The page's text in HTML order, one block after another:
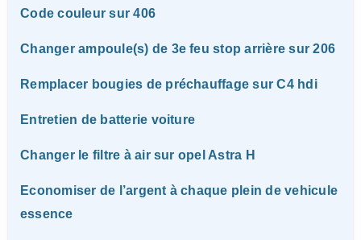
Code couleur sur 406
Changer ampoule(s) de 3e feu stop arrière sur 206
Remplacer bougies de préchauffage sur C4 hdi
Entretien de batterie voiture
Changer le filtre à air sur opel Astra H
Economiser de l’argent à chaque plein de vehicule
essence